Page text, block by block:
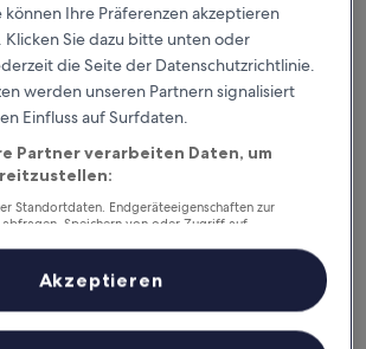
unsere App
Ihre Präferenzen akzeptieren
Sie dazu bitte unten oder
die Seite der Datenschutzrichtlinie.
werden unseren Partnern signalisiert
Einfluss auf Surfdaten.
Partner verarbeiten Daten, um
Standortdaten. Endgeräteeigenschaften zur
Speichern von oder Zugriff auf
Werbeleistung und der Performance von Inhalten,
sowie Entwicklung und Verbesserung von
(Lieferanten)
Akzeptieren